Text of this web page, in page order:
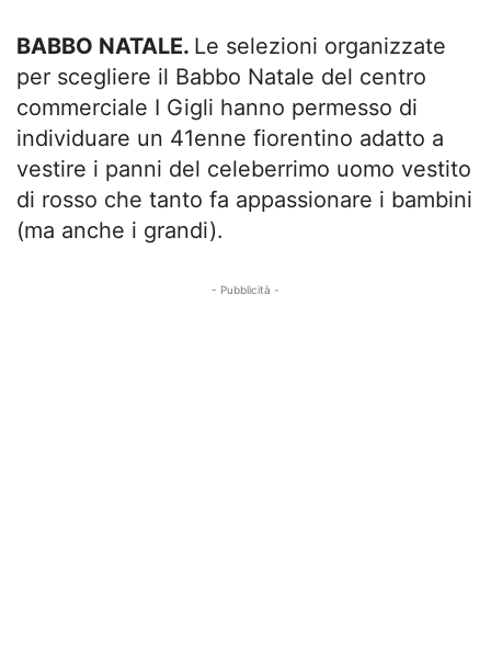
BABBO NATALE. Le selezioni organizzate
per scegliere il Babbo Natale del centro
commerciale I Gigli hanno permesso di
individuare un 41enne fiorentino adatto a
vestire i panni del celeberrimo uomo vestito
di rosso che tanto fa appassionare i bambini
(ma anche i grandi).
- Pubblicità -